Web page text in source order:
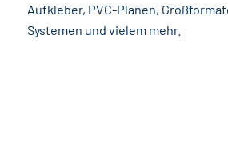
Aufkleber, PVC-Planen,
Systemen und vielem mehr.